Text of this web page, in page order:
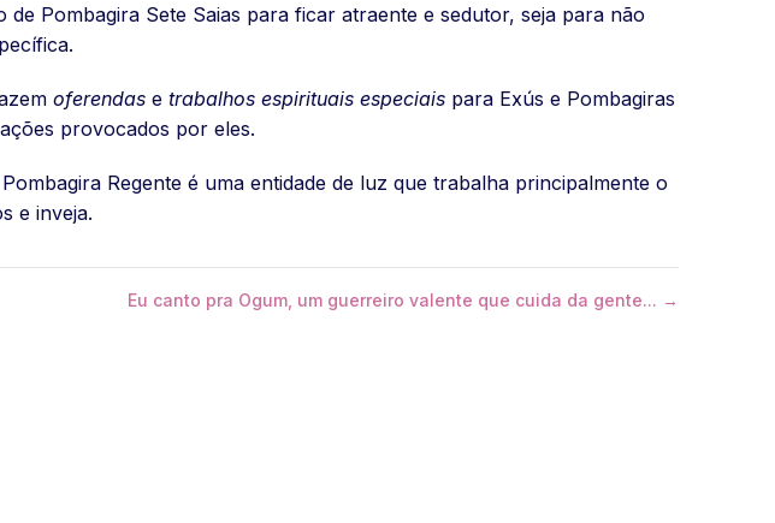
de Pombagira Sete Saias para ficar atraente e sedutor, seja para não
oferendas e trabalhos espirituais especiais para Exús e Pombagiras
provocados por eles.
Regente é uma entidade de luz que trabalha principalmente o
e inveja.
Eu canto pra Ogum, um guerreiro valente que cuida da gente... →